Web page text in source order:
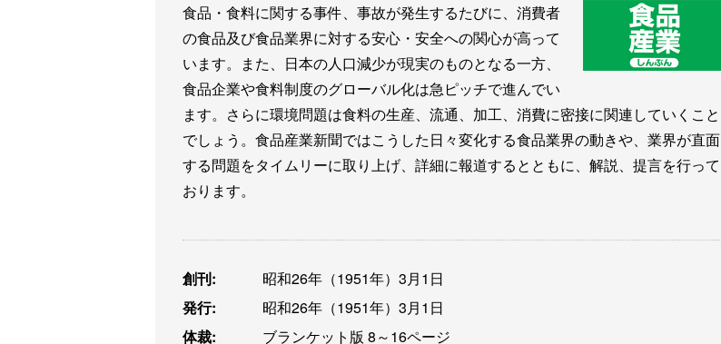
食品・食料に関する事件、事故が発生するたびに、消費者
の食品及び食品業界に対する安心・安全への関心が高って
います。また、日本の人口減少が現実のものとなる一方、
食品企業や食料制度のグローバル化は急ピッチで進んでい
ます。さらに環境問題は食料の生産、流通、加工、消費に密接に関連していくこと
でしょう。食品産業新聞ではこうした日々変化する食品業界の動きや、業界が直面
する問題をタイムリーに取り上げ、詳細に報道するとともに、解説、提言を行って
おります。
創刊:
昭和26年（1951年）3月1日
発行:
昭和26年（1951年）3月1日
体裁:
ブランケット版 8～16ページ